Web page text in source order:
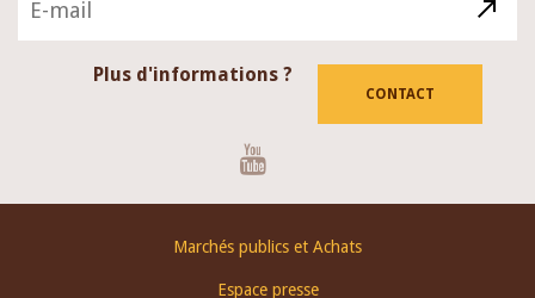
Plus d'informations ?
CONTACT
Marchés publics et Achats
Espace presse